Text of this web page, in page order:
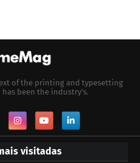
of the printing and typesetting
been the industry's.
visitadas